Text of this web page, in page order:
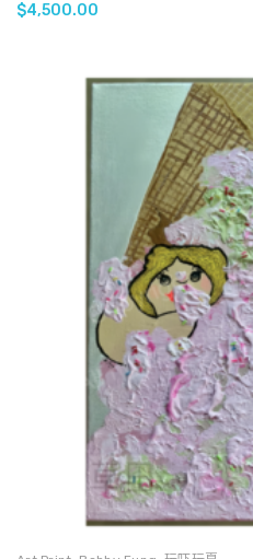
$4,500.00